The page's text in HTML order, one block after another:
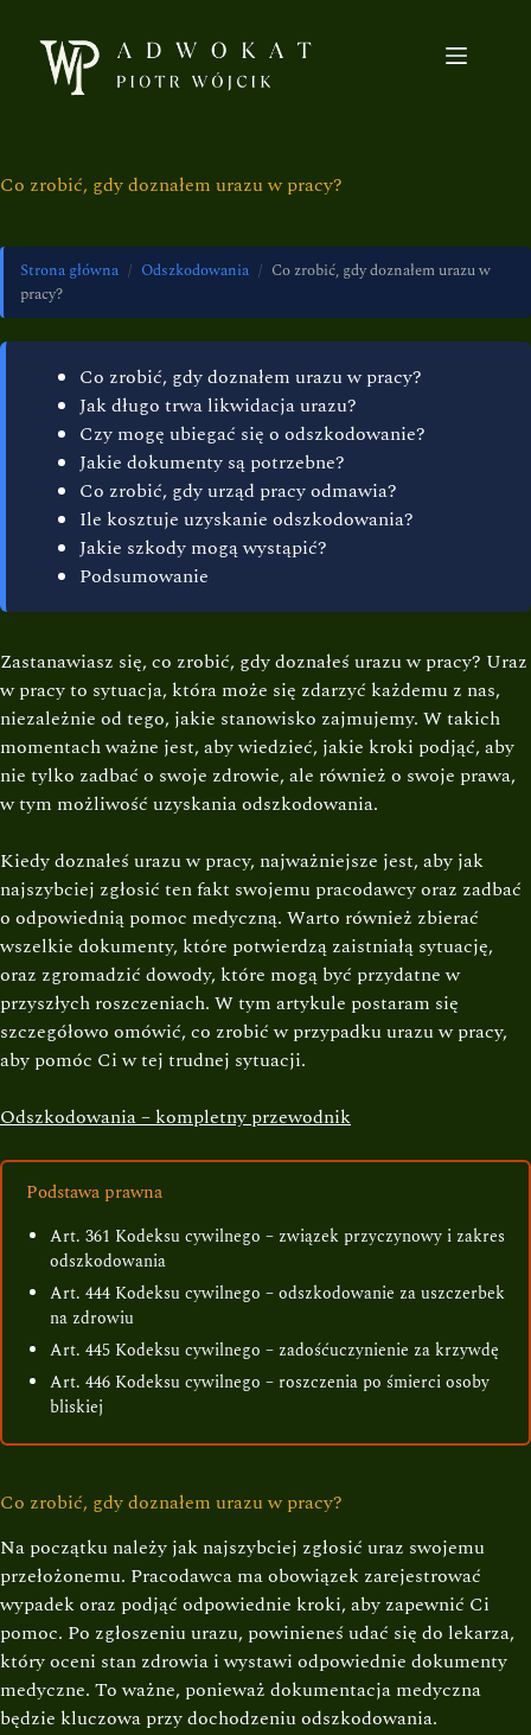
Co zrobić, gdy doznałem urazu w pracy?
Strona główna / Odszkodowania / Co zrobić, gdy doznałem urazu w
pracy?
Co zrobić, gdy doznałem urazu w pracy?
Jak długo trwa likwidacja urazu?
Czy mogę ubiegać się o odszkodowanie?
Jakie dokumenty są potrzebne?
Co zrobić, gdy urząd pracy odmawia?
Ile kosztuje uzyskanie odszkodowania?
Jakie szkody mogą wystąpić?
Podsumowanie
Zastanawiasz się, co zrobić, gdy doznałeś urazu w pracy? Uraz
w pracy to sytuacja, która może się zdarzyć każdemu z nas,
niezależnie od tego, jakie stanowisko zajmujemy. W takich
momentach ważne jest, aby wiedzieć, jakie kroki podjąć, aby
nie tylko zadbać o swoje zdrowie, ale również o swoje prawa,
w tym możliwość uzyskania odszkodowania.
Kiedy doznałeś urazu w pracy, najważniejsze jest, aby jak
najszybciej zgłosić ten fakt swojemu pracodawcy oraz zadbać
o odpowiednią pomoc medyczną. Warto również zbierać
wszelkie dokumenty, które potwierdzą zaistniałą sytuację,
oraz zgromadzić dowody, które mogą być przydatne w
przyszłych roszczeniach. W tym artykule postaram się
szczegółowo omówić, co zrobić w przypadku urazu w pracy,
aby pomóc Ci w tej trudnej sytuacji.
Odszkodowania – kompletny przewodnik
Podstawa prawna
Art. 361 Kodeksu cywilnego – związek przyczynowy i zakres
odszkodowania
Art. 444 Kodeksu cywilnego – odszkodowanie za uszczerbek
na zdrowiu
Art. 445 Kodeksu cywilnego – zadośćuczynienie za krzywdę
Art. 446 Kodeksu cywilnego – roszczenia po śmierci osoby
bliskiej
Co zrobić, gdy doznałem urazu w pracy?
Na początku należy jak najszybciej zgłosić uraz swojemu
przełożonemu. Pracodawca ma obowiązek zarejestrować
wypadek oraz podjąć odpowiednie kroki, aby zapewnić Ci
pomoc. Po zgłoszeniu urazu, powinieneś udać się do lekarza,
który oceni stan zdrowia i wystawi odpowiednie dokumenty
medyczne. To ważne, ponieważ dokumentacja medyczna
będzie kluczowa przy dochodzeniu odszkodowania.